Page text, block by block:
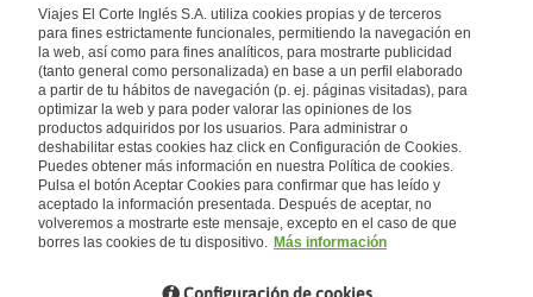
Quiénes somos
Financiación
Sostenibilidad
Turismo accesible
Tarjeta El Corte Inglés
Trabaja con nosotros
El Corte Inglés
Canal Ético
Enlaces de interés
Guías de viaje
Catálogos
Auto check-in
Condiciones Generales
Política de privacidad
Política de cookies
Accesibilidad
Empresas/ Grupos
Internacional
España
Visita nuestro blog
Blog de Viajes el Corte inglés
Viajes El Corte Inglés S.A. utiliza cookies propias y de terceros
para fines estrictamente funcionales, permitiendo la navegación en
la web, así como para fines analíticos, para mostrarte publicidad
(tanto general como personalizada) en base a un perfil elaborado
a partir de tu hábitos de navegación (p. ej. páginas visitadas), para
optimizar la web y para poder valorar las opiniones de los
productos adquiridos por los usuarios. Para administrar o
deshabilitar estas cookies haz click en Configuración de Cookies.
Puedes obtener más información en nuestra Política de cookies.
Pulsa el botón Aceptar Cookies para confirmar que has leído y
aceptado la información presentada. Después de aceptar, no
volveremos a mostrarte este mensaje, excepto en el caso de que
borres las cookies de tu dispositivo. Más información